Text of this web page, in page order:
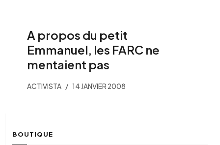
A propos du petit
Emmanuel, les FARC ne
mentaient pas
ACTIVISTA 14 JANVIER 2008
BOUTIQUE